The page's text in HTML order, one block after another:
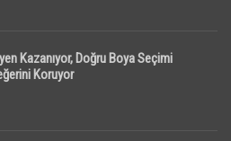
Kazanıyor, Doğru Boya Seçimi
Koruyor